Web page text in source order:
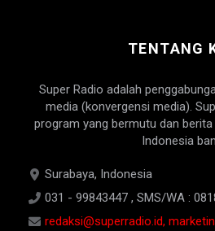
TENTANG
Super Radio adalah
media (konvergensi media).
program yang bermutu dan
Indonesia
Surabaya, Indonesia
031 - 99843447 , SMS/WA :
redaksi@superradio.id,